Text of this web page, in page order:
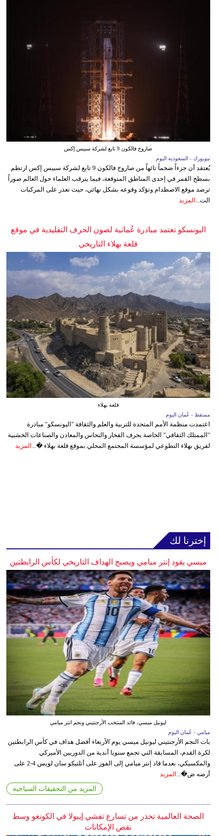
صاروخ فالكون 9 تابع لشركة سبيس إكس
نيويورك - السعودية اليوم
يُعتقد أن جزءاً ضخماً تائهاً من صاروخ فالكون 9 تابع لشركة سبيس إكس ارتطم
بسطح القمر في إحدى المناطق المتوقعة، فيما يترقب العلماء حول العالم صوراً
ترصد موقع الاصطدام وتؤكد وقوعه بشكل نهائي، حيث تعذر على المركبات
الت...
المزيد
اليونسكو تعتمد مبادرة عُمانية لصون الحرف التقليدية في موقع
قلعة بهلاء التاريخي
قلعة بهلاء
مسقط - عُمان اليوم
اعتمدت منظمة الأمم المتحدة للتربية والعلم والثقافة "اليونسكو" مبادرة
"الممتلك الثقافي" الخاصة بحرف الفخار والنحاس والمعادن والصناعات الخشبية
لفريق بهلاء التطوعي لمؤسسة المجتمع المحلي بموقع قلعة بهلاء �... المزيد
إخترنا لك
ميسي يقود إنتر ميامي ويصبح الهداف التاريخي لكأس الرابطتين
ليونيل ميسي، قائد المنتخب الأرجنتيني ونجم انتر ميامي
ميامي - عُمان اليوم
بات النجم الأرجنتيني ليونيل ميسي يوم الأربعاء أفضل هداف في كأس الرابطتين
لكرة القدم، المسابقة التي تجمع سنويا أندية من الدوريين الأميركي
والمكسيكي، بعدما قاد إنتر ميامي إلى الفوز على أتلتيكو سان لويس 4-2 على
أرضه ض�... المزيد
المزيد من التحقيقات السياحية
الصحة العالمية تحذر من تسارع تفشي إيبولا في الكونغو وسط
نقص الإمكانات